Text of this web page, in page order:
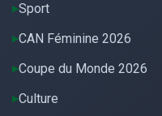
Sport
CAN Féminine 2026
Coupe du Monde 2026
Culture